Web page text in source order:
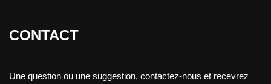
CONTACT
Une question ou une suggestion, contactez-nous et recevrez